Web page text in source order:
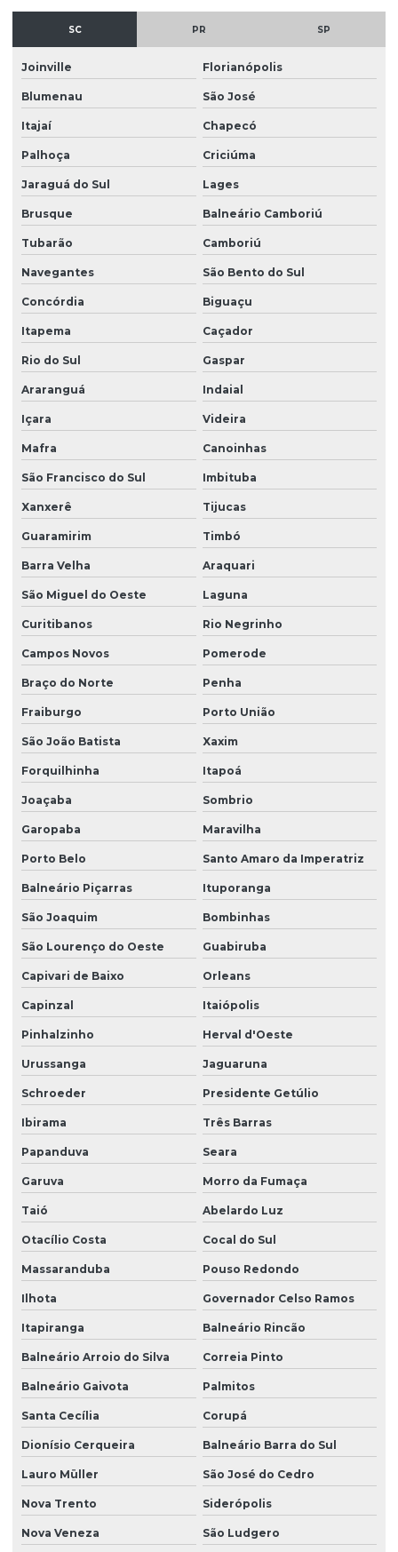
Projeto de concreto armado em são paulo
Projeto de concreto protendido
Projeto de esgotamento sanitário
Projeto esgoto sanitário residencial
Projeto de estrutura de concreto
Projeto estrutural alvenaria
Projeto estrutural apartamento
Projeto estrutural bloco de concreto
Projeto estrutural completo em sp
Projeto estrutural em concreto armado
Projeto estrutural de concreto armado e fundações
Projeto estrutural de concreto armado para prédios
Projeto estrutural em concreto armado em sc
Projeto estrutural em concreto protendido
Projeto estrutural construção civil
Projeto estrutural de edifícios de concreto armado
Projeto estrutural para empresas de construção
Projeto estrutural de galpão
Projeto estrutural de galpão em concreto armado
Projeto estrutural de piscina
Projeto estrutural de piscina em concreto armado
Projeto estrutural residencial
Projeto estrutural em são paulo
Projeto estrutural em sc
Projeto estrutural de sobrado
Projeto de estruturas em concreto armado
Projeto executivo hidrossanitário
Projeto de fundação
Projeto fundação de casa
Projeto de fundação estacas
Projeto de fundação e estrutura
Projeto de fundação de galpão
Projeto de fundação para sobrado
Projeto de grandes vãos para construtoras
Projeto hidraulico alvenaria estrutural
Projeto hidraulico e hidrossanitário
Projeto hidráulico loteamento
Projeto hidráulico predial
Projeto hidráulico residencial
Projeto hidráulico residencial completo
SC PR SP
Joinville Florianópolis
Blumenau São José
Itajaí Chapecó
Palhoça Criciúma
Jaraguá do Sul Lages
Brusque Balneário Camboriú
Tubarão Camboriú
Navegantes São Bento do Sul
Concórdia Biguaçu
Itapema Caçador
Rio do Sul Gaspar
Araranguá Indaial
Içara Videira
Mafra Canoinhas
São Francisco do Sul Imbituba
Xanxerê Tijucas
Guaramirim Timbó
Barra Velha Araquari
São Miguel do Oeste Laguna
Curitibanos Rio Negrinho
Campos Novos Pomerode
Braço do Norte Penha
Fraiburgo Porto União
São João Batista Xaxim
Forquilhinha Itapoá
Joaçaba Sombrio
Garopaba Maravilha
Porto Belo Santo Amaro da Imperatriz
Balneário Piçarras Ituporanga
São Joaquim Bombinhas
São Lourenço do Oeste Guabiruba
Capivari de Baixo Orleans
Capinzal Itaiópolis
Pinhalzinho Herval d'Oeste
Urussanga Jaguaruna
Schroeder Presidente Getúlio
Ibirama Três Barras
Papanduva Seara
Garuva Morro da Fumaça
Taió Abelardo Luz
Otacílio Costa Cocal do Sul
Massaranduba Pouso Redondo
Ilhota Governador Celso Ramos
Itapiranga Balneário Rincão
Balneário Arroio do Silva Correia Pinto
Balneário Gaivota Palmitos
Santa Cecília Corupá
Dionísio Cerqueira Balneário Barra do Sul
Lauro Müller São José do Cedro
Nova Trento Siderópolis
Nova Veneza São Ludgero